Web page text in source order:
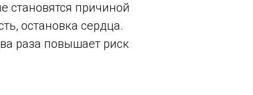
становятся причиной
остановка сердца.
раза повышает риск